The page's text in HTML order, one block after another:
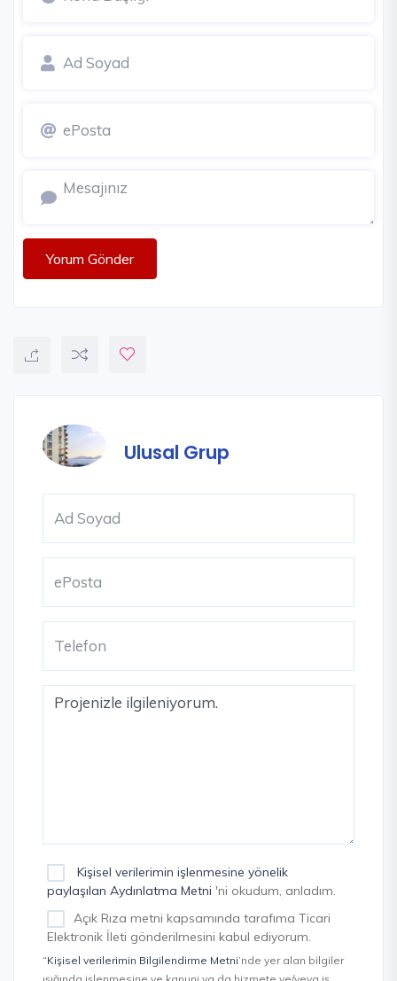
Yorum Gönder
Ulusal Grup
Kişisel verilerimin işlenmesine yönelik
paylaşılan Aydınlatma Metni 'ni okudum, anladım.
Açık Rıza metni kapsamında tarafıma Ticari
Elektronik İleti gönderilmesini kabul ediyorum.
“Kişisel verilerimin Bilgilendirme Metni’nde yer alan bilgiler